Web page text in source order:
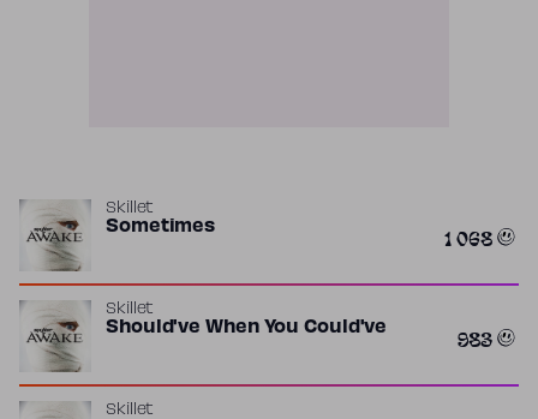
Skillet
Sometimes 1 068
Skillet
Should've When You Could've 983
Skillet